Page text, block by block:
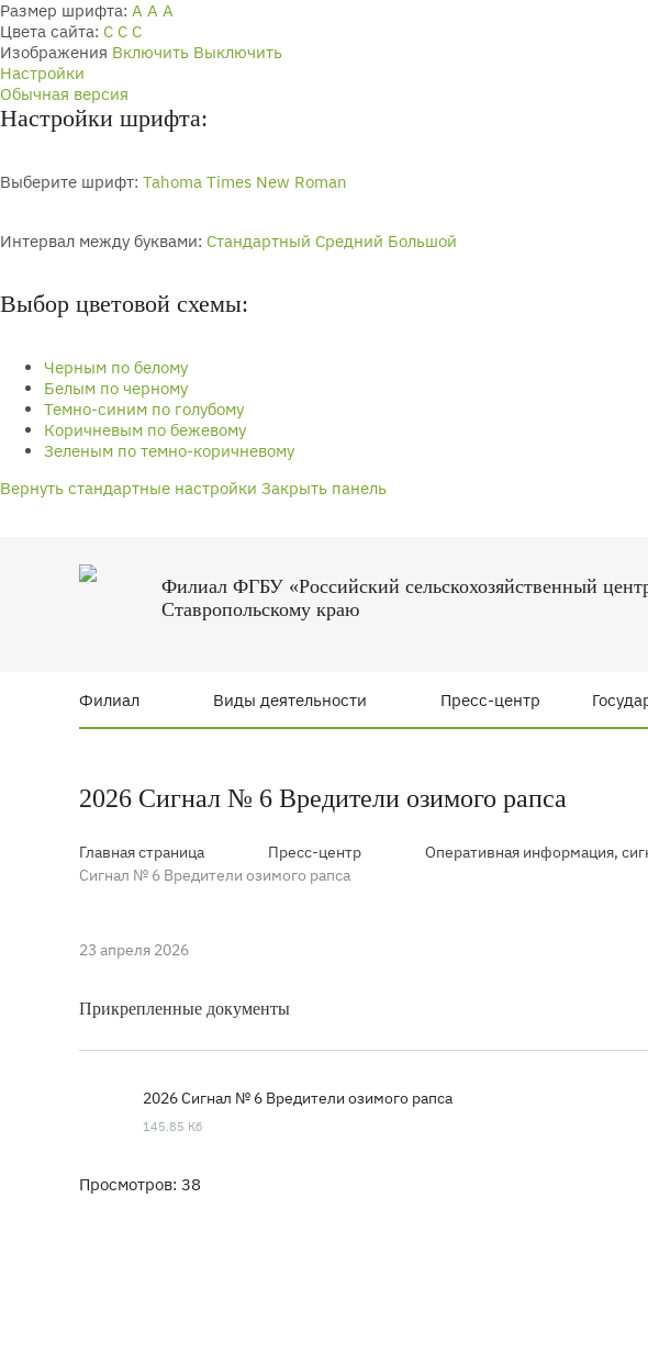
Размер шрифта: A A A
Цвета сайта: С С С
Изображения Включить Выключить
Настройки
Обычная версия
Настройки шрифта:
Выберите шрифт: Tahoma Times New Roman
Интервал между буквами: Стандартный Средний Большой
Выбор цветовой схемы:
Черным по белому
Белым по черному
Темно-синим по голубому
Коричневым по бежевому
Зеленым по темно-коричневому
Вернуть стандартные настройки Закрыть панель
Филиал ФГБУ «Российский сельскохозяйственный
Ставропольскому краю
Филиал Виды деятельности Пресс-центр
2026 Сигнал № 6 Вредители озимого рапса
Главная страница Пресс-центр Оперативная информация,
Сигнал № 6 Вредители озимого рапса
23 апреля 2026
Прикрепленные документы
2026 Сигнал № 6 Вредители озимого рапса
145.85 Кб
Просмотров: 38